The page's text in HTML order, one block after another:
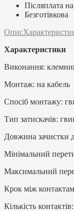
Післяплата
Безготівкова
Опис
Характеристики
Виконання:
Монтаж: на кабель
Спосіб монтажу:
Тип затискачів:
Довжина зачистки
Мінімальний
Максимальний
Крок між
Кількість